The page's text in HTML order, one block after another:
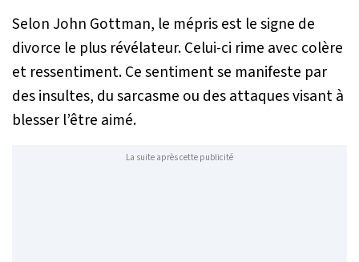
Selon John Gottman, le mépris est le signe de
divorce le plus révélateur. Celui-ci rime avec colère
et ressentiment. Ce sentiment se manifeste par
des insultes, du sarcasme ou des attaques visant à
blesser l’être aimé.
La suite après cette publicité